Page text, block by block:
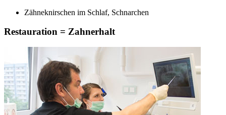
Zähneknirschen im Schlaf, Schnarchen
Restauration = Zahnerhalt